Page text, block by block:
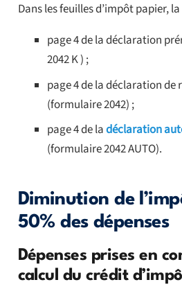
Dans les feuilles d’impôt papier,
page 4 de la déclaration
2042 K ) ;
page 4 de la déclaration de
(formulaire 2042) ;
page 4 de ladéclaration
(formulaire 2042 AUTO).
Diminution de
50% des dépenses
Dépenses prises en
calcul du crédit